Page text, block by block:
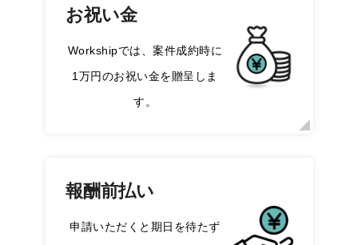
お祝い金
Workshipでは、案件成約時に
1万円のお祝い金を贈呈しま
す。
報酬前払い
申請いただくと期日を待たず